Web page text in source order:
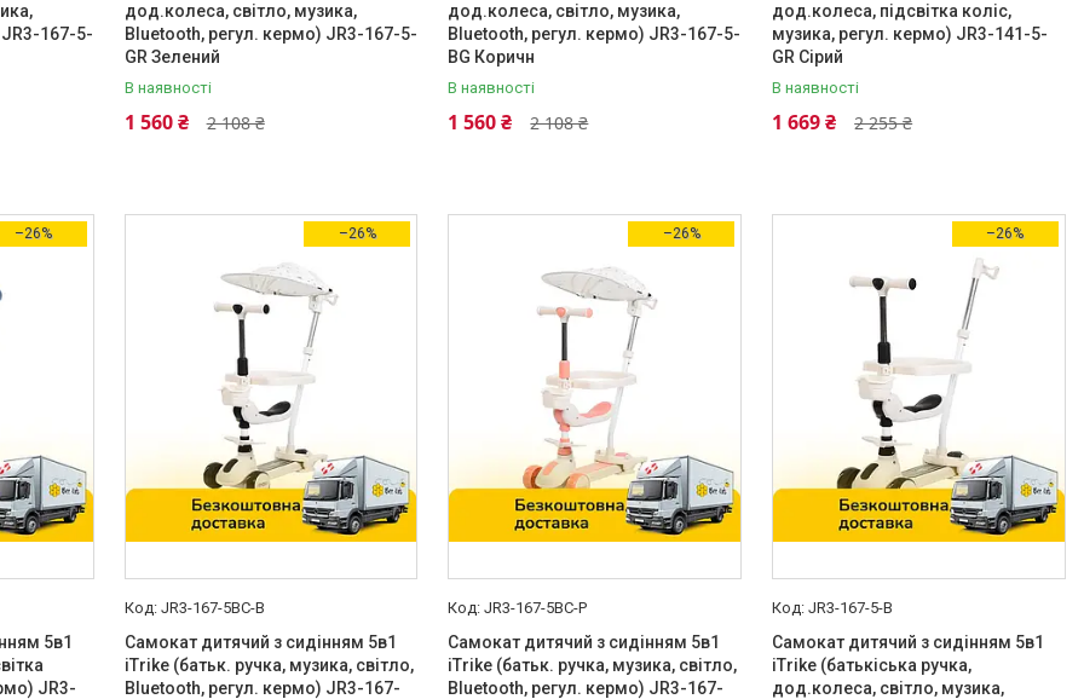
167-5-
дод.колеса, світло, музика,
Bluetooth, регул. кермо) JR3-167-5-
GR Зелений
В наявності
2 108 ₴
1 560 ₴
дод.колеса, світло, музика,
Bluetooth, регул. кермо) JR3-167-5-
BG Коричн
В наявності
2 108 ₴
1 560 ₴
дод.колеса, підсвітка коліс,
музика, регул. кермо) JR3-141-5-
GR Сірий
В наявності
2 255 ₴
1 669 ₴
–26%
5в1
JR3-
–26%
JR3-167-5BC-B
Самокат дитячий з сидінням 5в1
iTrike (батьк. ручка, музика, світло,
Bluetooth, регул. кермо) JR3-167-
–26%
JR3-167-5BC-P
Самокат дитячий з сидінням 5в1
iTrike (батьк. ручка, музика, світло,
Bluetooth, регул. кермо) JR3-167-
–26%
JR3-167-5-B
Самокат дитячий з сидінням 5в1
iTrike (батькіська ручка,
дод.колеса, світло, музика,